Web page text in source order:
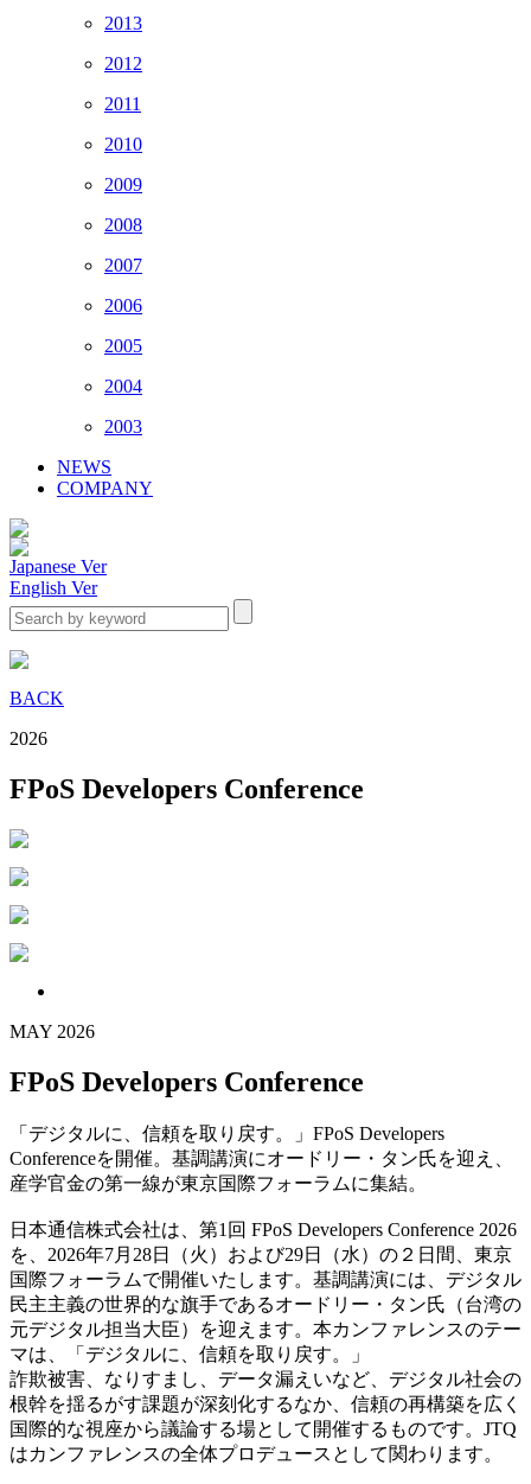
2013
2012
2011
2010
2009
2008
2007
2006
2005
2004
2003
NEWS
COMPANY
Japanese Ver
English Ver
BACK
2026
FPoS Developers Conference
MAY 2026
FPoS Developers Conference
「デジタルに、信頼を取り戻す。」FPoS Developers
Conferenceを開催。基調講演にオードリー・タン氏を迎え、
産学官金の第一線が東京国際フォーラムに集結。
日本通信株式会社は、第1回 FPoS Developers Conference 2026
を、2026年7月28日（火）および29日（水）の２日間、東京
国際フォーラムで開催いたします。基調講演には、デジタル
民主主義の世界的な旗手であるオードリー・タン氏（台湾の
元デジタル担当大臣）を迎えます。本カンファレンスのテー
マは、「デジタルに、信頼を取り戻す。」
詐欺被害、なりすまし、データ漏えいなど、デジタル社会の
根幹を揺るがす課題が深刻化するなか、信頼の再構築を広く
国際的な視座から議論する場として開催するものです。JTQ
はカンファレンスの全体プロデュースとして関わります。